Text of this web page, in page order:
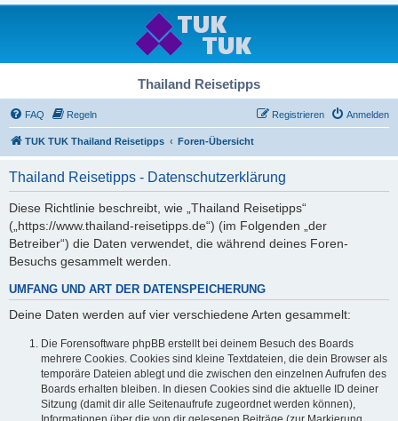
Thailand Reisetipps
FAQ Regeln Anmelden
Registrieren
TUK TUK Thailand Reisetipps Foren-Übersicht
Thailand Reisetipps - Datenschutzerklärung
Diese Richtlinie beschreibt, wie „Thailand Reisetipps“
(„https://www.thailand-reisetipps.de“) (im Folgenden „der
Betreiber“) die Daten verwendet, die während deines Foren-
Besuchs gesammelt werden.
UMFANG UND ART DER DATENSPEICHERUNG
Deine Daten werden auf vier verschiedene Arten gesammelt:
Die Forensoftware phpBB erstellt bei deinem Besuch des Boards
mehrere Cookies. Cookies sind kleine Textdateien, die dein Browser als
temporäre Dateien ablegt und die zwischen den einzelnen Aufrufen des
Boards erhalten bleiben. In diesen Cookies sind die aktuelle ID deiner
Sitzung (damit dir alle Seitenaufrufe zugeordnet werden können),